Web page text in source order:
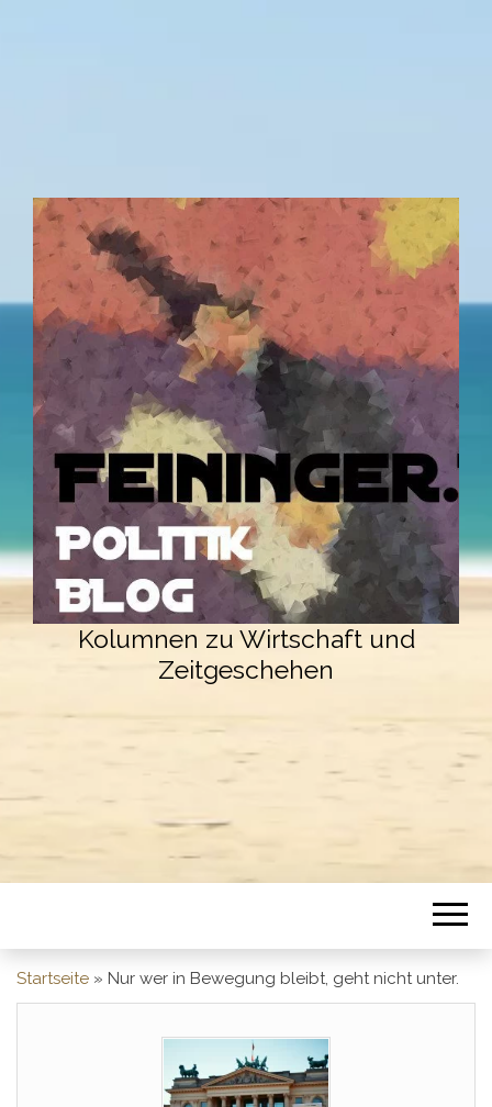
Kolumnen zu Wirtschaft und
Zeitgeschehen
Startseite » Nur wer in Bewegung bleibt, geht nicht unter.